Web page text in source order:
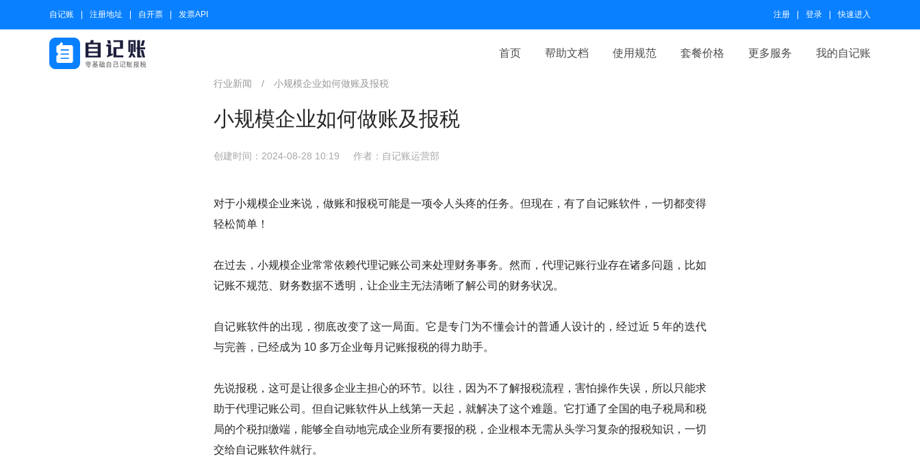
自记账 注册地址 自开票 发票API 注册 登录 快速进入
首页 帮助文档 使用规范 套餐价格 更多服务 我的自记账
行业新闻 / 小规模企业如何做账及报税
小规模企业如何做账及报税
创建时间：2024-08-28 10:19 作者：自记账运营部
对于小规模企业来说，做账和报税可能是一项令人头疼的任务。但现在，有了自记账软件，一切都变得
轻松简单！
在过去，小规模企业常常依赖代理记账公司来处理财务事务。然而，代理记账行业存在诸多问题，比如
记账不规范、财务数据不透明，让企业主无法清晰了解公司的财务状况。
自记账软件的出现，彻底改变了这一局面。它是专门为不懂会计的普通人设计的，经过近 5 年的迭代
与完善，已经成为 10 多万企业每月记账报税的得力助手。
先说报税，这可是让很多企业主担心的环节。以往，因为不了解报税流程，害怕操作失误，所以只能求
助于代理记账公司。但自记账软件从上线第一天起，就解决了这个难题。它打通了全国的电子税局和税
局的个税扣缴端，能够全自动地完成企业所有要报的税，企业根本无需从头学习复杂的报税知识，一切
交给自记账软件就行。